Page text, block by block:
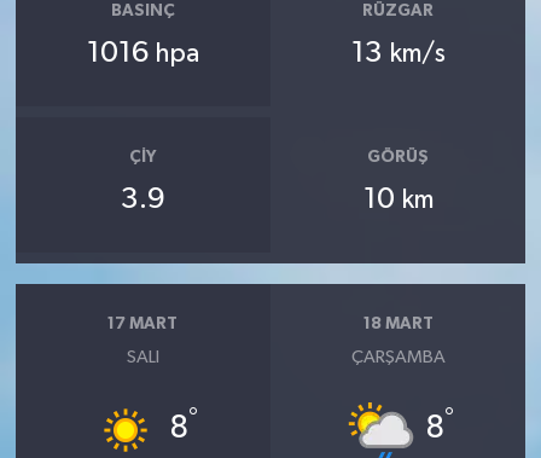
BASINÇ
1016 hpa
RÜZGAR
13 km/s
ÇIY
3.9
GÖRÜŞ
10 km
17 MART
SALI
8°
18 MART
ÇARŞAMBA
8°